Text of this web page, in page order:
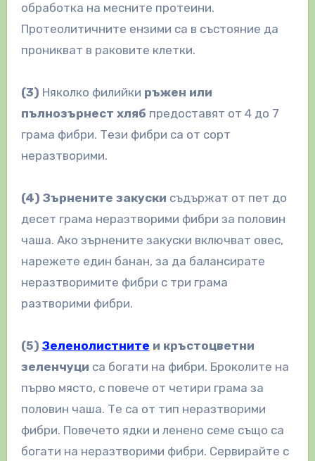
обработка на месните протеини.
Протеолитичните ензими са в състояние да
проникват в раковите клетки.
(3) Няколко филийки ръжен или
пълнозърнест хляб предоставят от 4 до 7
грама фибри. Тези фибри са от сорт
неразтворими.
(4) Зърнените закуски съдържат от пет до
десет грама неразтворими фибри за половин
чаша. Ако зърнените закуски включват овес,
нарежете един банан, за да балансирате
неразтворимите фибри с три грама
разтворими фибри.
(5) Зеленолистните и кръстоцветни
зеленчуци са богати на фибри. Броколите на
първо място, с повече от четири грама за
половин чаша. Те са от тип неразтворими
фибри. Повечето ядки и ленено семе също са
богати на неразтворими фибри. Сервирайте с